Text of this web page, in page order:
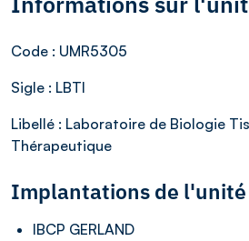
Code : UMR5305
Sigle : LBTI
Libellé : Laboratoire de Biologie
Thérapeutique
Implantations de l'unité
IBCP GERLAND